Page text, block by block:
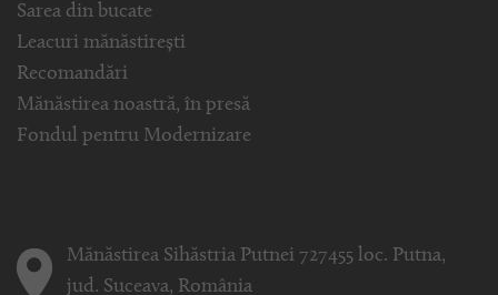
Sarea din bucate
Leacuri mănăstirești
Recomandări
Mănăstirea noastră, în presă
Fondul pentru Modernizare
Mănăstirea Sihăstria Putnei 727455 loc. Putna,
jud. Suceava, România